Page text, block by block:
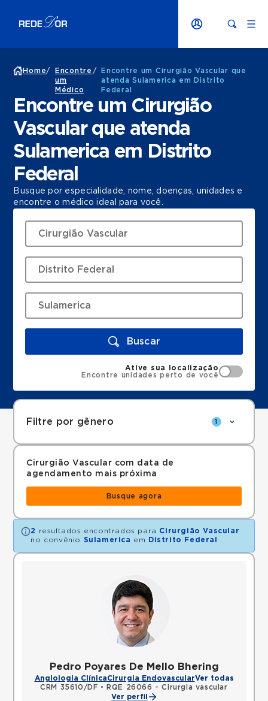
Home/
Encontre
um
Médico
/
Encontre um Cirurgião Vascular que
atenda Sulamerica em Distrito
Federal
Encontre um Cirurgião
Vascular que atenda
Sulamerica em Distrito
Federal
Busque por especialidade, nome, doenças, unidades e
encontre o médico ideal para você.
Buscar
Ative sua localização
Encontre unidades perto de você
Filtre por gênero 1
Cirurgião Vascular com data de
agendamento mais próxima
Busque agora
2 resultados encontrados para Cirurgião Vascular
no convênio
Sulamerica em Distrito Federal
Pedro Poyares De Mello Bhering
Angiologia ClínicaCirurgia EndovascularVer todas
CRM 35610/DF •
RQE 26066 - Cirurgia vascular
Ver perfil